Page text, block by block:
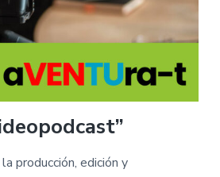
la producción, edición y